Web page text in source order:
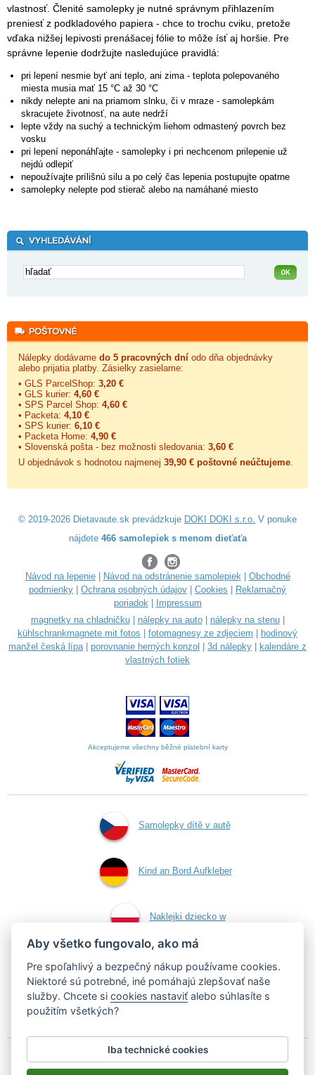
vlastnosť. Členité samolepky je nutné správnym přihlazením
preniesť z podkladového papiera - chce to trochu cviku, pretože
vďaka nižšej lepivosti prenášacej fólie to môže ísť aj horšie. Pre
správne lepenie dodržujte nasledujúce pravidlá:
pri lepení nesmie byť ani teplo, ani zima - teplota polepovaného
miesta musia mať 15 °C až 30 °C
nikdy nelepte ani na priamom slnku, či v mraze - samolepkám
skracujete životnosť, na aute nedrží
lepte vždy na suchý a technickým liehom odmastený povrch bez
vosku
pri lepení neponáhľajte - samolepky i pri nechcenom prilepenie už
nejdú odlepiť
nepoužívajte prílišnú silu a po celý čas lepenia postupujte opatrne
samolepky nelepte pod stierač alebo na namáhané miesto
Nálepky dodávame do 5 pracovných dní odo dňa objednávky
alebo prijatia platby. Zásielky zasielame:
• GLS ParcelShop: 3,20 €
• GLS kurier: 4,60 €
• SPS Parcel Shop: 4,60 €
• Packeta: 4,10 €
• SPS kurier: 6,10 €
• Packeta Home: 4,90 €
• Slovenská pošta - bez možnosti sledovania: 3,60 €
U objednávok s hodnotou najmenej 39,90 € poštovné neúčtujeme
© 2019-2026 Dietavaute.sk prevádzkuje DOKI DOKI s.r.o. V ponuke
nájdete 466 samolepiek s menom dieťaťa
Návod na lepenie| Návod na odstránenie samolepiek| Obchodné
podmienky
Ochrana osobných údajov Cookies
Reklamačný
poriadok|
Impressum
magnetky na chladničku| nálepky na auto| nálepky na stenu|
kühlschrankmagnete mit fotos
fotomagnesy ze zdjęciem
hodinový
manžel česká lípa| porovnanie herných konzol 3d nálepky
kalendáre z
vlastných fotiek
Akceptujeme všechny běžné platební karty
Samolepky dítě v autě
Kind an Bord Aufkleber
Naklejki dziecko w
aucie
Podľa zákona o evidencii tržieb je predávajúci povinný vystaviť
kupujúcemu účtenku.
Aby všetko fungovalo, ako má
Pre spoľahlivý a bezpečný nákup používame cookies.
Niektoré sú potrebné, iné pomáhajú zlepšovať naše
služby. Chcete sicookies nastaviť alebo súhlasíte s
použitím všetkých?
Iba technické cookies